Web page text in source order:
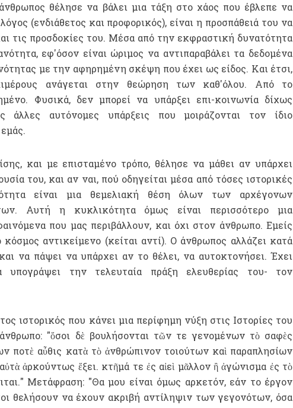
θέλησε να βάλει μια τάξη στο χάος που έβλεπε να
(ενδιάθετος και προφορικός), είναι η προσπάθειά του να
τις προσδοκίες του. Μέσα από την εκφραστική δυνατότητα
εφ'όσον είναι ώριμος να αντιπαραβάλει τα δεδομένα
με την αφηρημένη σκέψη που έχει ως είδος. Και έτσι,
ανάγεται στην θεώρηση των καθ'όλου. Από το
Φυσικά, δεν μπορεί να υπάρξει επι-κοινωνία δίχως
άλλες αυτόνομες υπάρξεις που μοιράζονται τον ίδιο
και με επισταμένο τρόπο, θέλησε να μάθει αν υπάρχει
του, και αν ναι, πού οδηγείται μέσα από τόσες ιστορικές
είναι μια θεμελιακή θέση όλων των αρχέγονων
Αυτή η κυκλικότητα όμως είναι περισσότερο μια
που μας περιβάλλουν, και όχι στον άνθρωπο. Εμείς
αντικείμενο (κείται αντί). Ο άνθρωπος αλλάζει κατά
να πάψει να υπάρχει αν το θέλει, να αυτοκτονήσει. Έχει
την τελευταία πράξη ελευθερίας του- τον
ιστορικός που κάνει μια περίφημη νύξη στις Ιστορίες του
: "ὅσοι δὲ βουλήσονται τῶν τε γενομένων τὸ σαφὲς
ποτὲ αὖθις κατὰ τὸ ἀνθρώπινον τοιούτων καὶ παραπλησίων
ἀρκούντως ἕξει. κτῆμά τε ἐς αἰεὶ μᾶλλον ἢ ἀγώνισμα ἐς τὸ
" Mετάφραση: "Θα μου είναι όμως αρκετόν, εάν το έργον
θελήσουν να έχουν ακριβή αντίληψιν των γεγονότων, όσα